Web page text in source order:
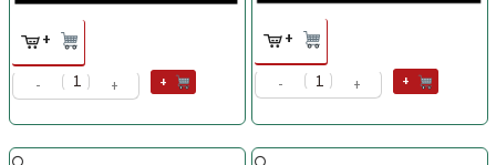
+
- + +
+
- + +